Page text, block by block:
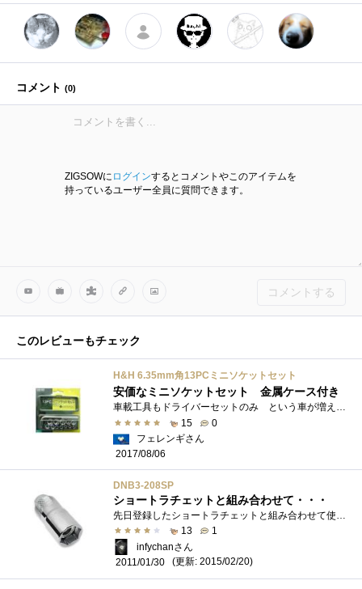
コメント (0)
ZIGSOWに ログインするとコメントやこのアイテムを
持っているユーザー全員に質問できます。
コメントする
このレビューもチェック
H&H 6.35mm角13PCミニソケットセット
安価なミニソケットセット 金属ケース付き
車載工具もドライバーセットのみ という車が増えてきました。片口スパナなら前の車のモノを置いてあるよ という方がおられるかもしれませ�...
15
0
フェレンギさん
2017/08/06
DNB3-208SP
ショートラチェットと組み合わせて・・・
13
1
infychanさん
2011/01/30
(更新: 2015/02/20)